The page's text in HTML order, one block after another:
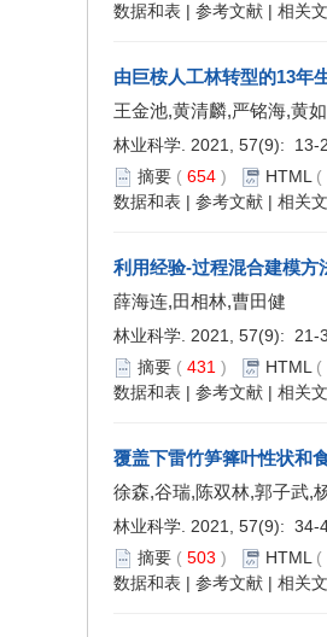
数据和表 | 参考文献 | 相关
由巨桉人工林转型的13年
王金池,黄清麟,严铭海,黄
林业科学. 2021, 57(9): 13-
摘要 ( 654 ) HTML (
数据和表 | 参考文献 | 相关
利用经验-过程混合建模方
薛海连,田相林,曹田健
林业科学. 2021, 57(9): 21-
摘要 ( 431 ) HTML (
数据和表 | 参考文献 | 相关
覆盖下雷竹笋箨叶性状和
徐森,谷瑞,陈双林,郭子武,
林业科学. 2021, 57(9): 34-
摘要 ( 503 ) HTML (
数据和表 | 参考文献 | 相关